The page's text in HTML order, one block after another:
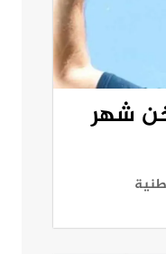
شهر